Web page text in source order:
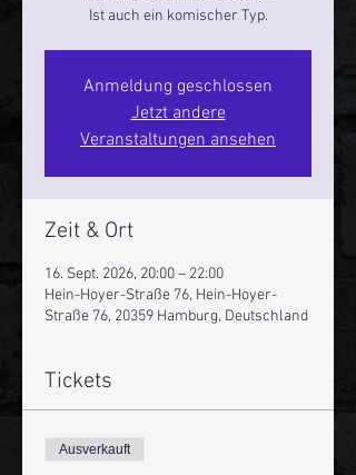
Ist auch ein komischer Typ.
Anmeldung geschlossen
Jetzt andere
Veranstaltungen ansehen
Zeit & Ort
16. Sept. 2026, 20:00 – 22:00
Hein-Hoyer-Straße 76, Hein-Hoyer-
Straße 76, 20359 Hamburg, Deutschland
Tickets
Ausverkauft